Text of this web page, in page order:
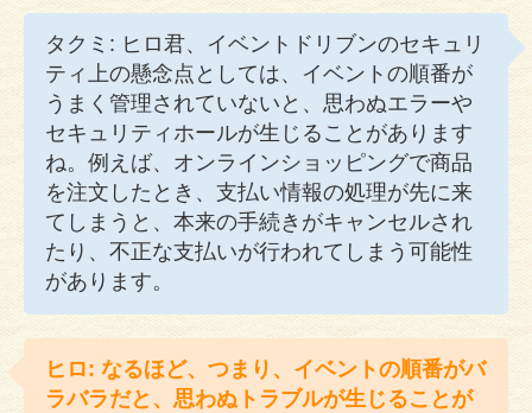
タクミ: ヒロ君、イベントドリブンのセキュリ
ティ上の懸念点としては、イベントの順番が
うまく管理されていないと、思わぬエラーや
セキュリティホールが生じることがあります
ね。例えば、オンラインショッピングで商品
を注文したとき、支払い情報の処理が先に来
てしまうと、本来の手続きがキャンセルされ
たり、不正な支払いが行われてしまう可能性
があります。
ヒロ: なるほど、つまり、イベントの順番がバ
ラバラだと、思わぬトラブルが生じることが